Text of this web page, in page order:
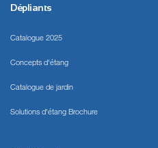
Dépliants
Catalogue 2025
Concepts d'étang
Catalogue de jardin
Solutions d'étang Brochure